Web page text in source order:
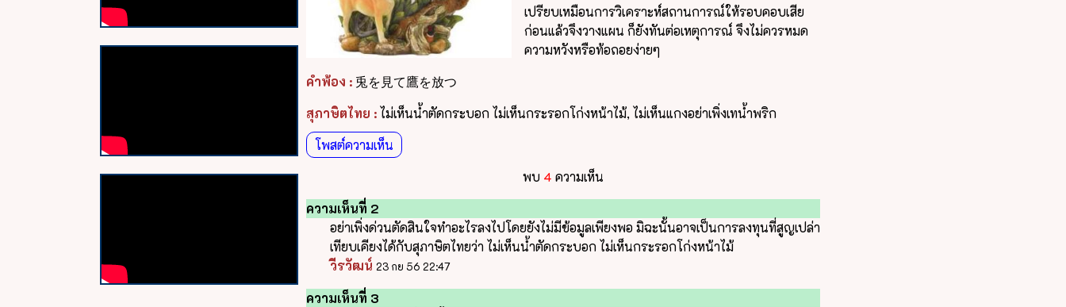
เปรียบเหมือนการวิเคราะห์สถานการณ์ให้รอบคอบเสีย
ก่อนแล้วจึงวางแผน ก็ยังทันต่อเหตุการณ์ จึงไม่ควรหมด
ความหวังหรือท้อถอยง่ายๆ
คำพ้อง : 兎を見て鷹を放つ
สุภาษิตไทย : ไม่เห็นน้ำตัดกระบอก ไม่เห็นกระรอกโก่งหน้าไม้, ไม่เห็นแกงอย่าเพิ่งเทน้ำพริก
โพสต์ความเห็น
พบ 4 ความเห็น
ความเห็นที่ 2
อย่าเพิ่งด่วนตัดสินใจทำอะไรลงไปโดยยังไม่มีข้อมูลเพียงพอ มิฉะนั้นอาจเป็นการลงทุนที่สูญเปล่า
เทียบเคียงได้กับสุภาษิตไทยว่า ไม่เห็นน้ำตัดกระบอก ไม่เห็นกระรอกโก่งหน้าไม้
วีรวัฒน์ 23 กย 56 22:47
ความเห็นที่ 3